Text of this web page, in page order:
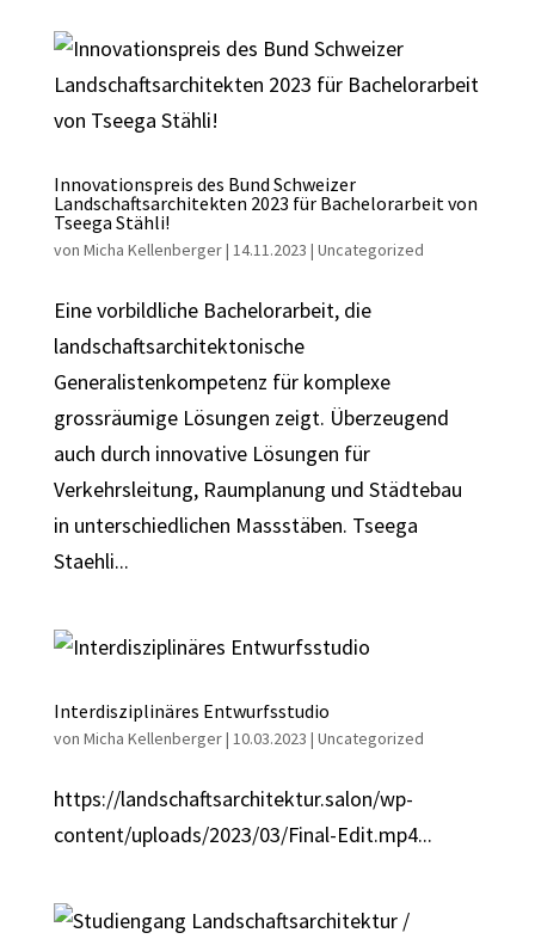
Innovationspreis des Bund Schweizer
Landschaftsarchitekten 2023 für Bachelorarbeit von
Tseega Stähli!
von Micha Kellenberger| 14.11.2023 | Uncategorized
Eine vorbildliche Bachelorarbeit, die
landschaftsarchitektonische
Generalistenkompetenz für komplexe
grossräumige Lösungen zeigt. Überzeugend
auch durch innovative Lösungen für
Verkehrsleitung, Raumplanung und Städtebau
in unterschiedlichen Massstäben. Tseega
Staehli...
Interdisziplinäres Entwurfsstudio
von Micha Kellenberger| 10.03.2023 | Uncategorized
https://landschaftsarchitektur.salon/wp-
content/uploads/2023/03/Final-Edit.mp4...